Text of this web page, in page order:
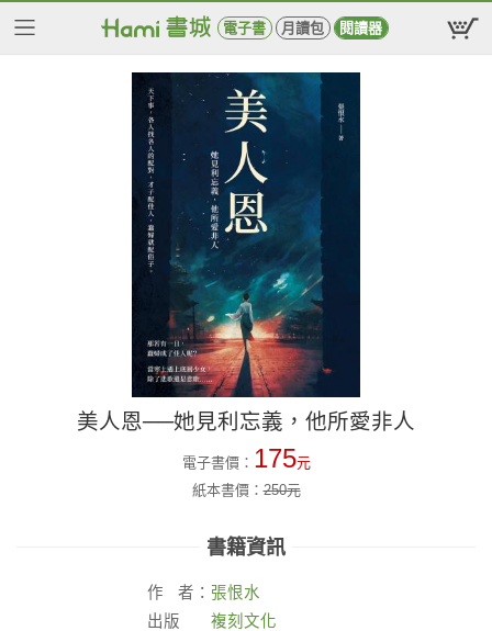
電子書 月讀包 閱讀器
美人恩──她見利忘義，他所愛非人
電子書價： 175元
紙本書價：250元
書籍資訊
作 者： 張恨水
出版
複刻文化